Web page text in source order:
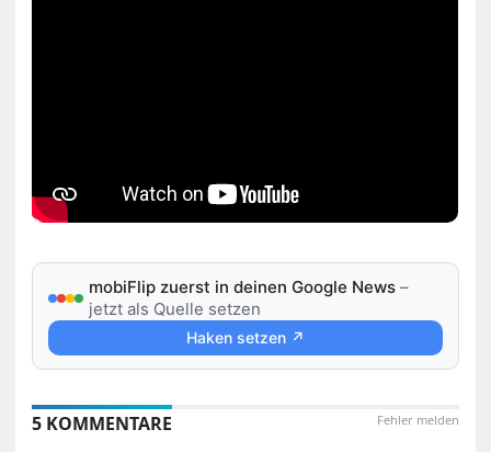
mobiFlip zuerst in deinen Google News –
jetzt als Quelle setzen
Haken setzen ↗
Fehler melden
5 KOMMENTARE